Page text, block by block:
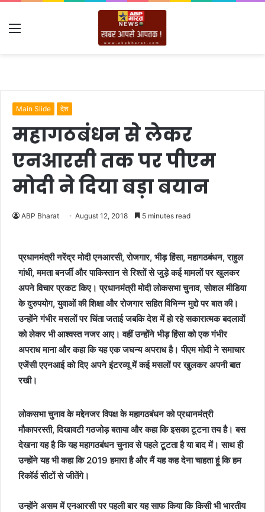
Menu
Main Slide देश
महागठबंधन से लेकर
एनआरसी तक पर पीएम
मोदी ने दिया बड़ा बयान
ABP Bharat August 12, 2018 5 minutes read
प्रधानमंत्री नरेंद्र मोदी एनआरसी, रोजगार, भीड़ हिंसा, महागठबंधन, राहुल
गांधी, ममता बनर्जी और पाकिस्तान से रिश्तों से जुड़े कई मामलों पर खुलकर
अपने विचार प्रकट किए। प्रधानमंत्री मोदी लोकसभा चुनाव, सोशल मीडिया
के दुरुपयोग, युवाओं की शिक्षा और रोजगार सहित विभिन्न मुद्दो पर बात की।
उन्होंने गंभीर मसलों पर चिंता जताई जबकि देश में हो रहे सकारात्मक बदलावों
को लेकर भी आश्वस्त नजर आए। वहीं उन्होंने भीड़ हिंसा को एक गंभीर
अपराध माना और कहा कि यह एक जघन्य अपराध है। पीएम मोदी ने समाचार
एजेंसी एएनआई को दिए अपने इंटरव्यू में कई मसलों पर खुलकर अपनी बात
रखी।
लोकसभा चुनाव के मद्देनजर विपक्ष के महागठबंधन को प्रधानमंत्री
मौकापरस्ती, दिखावटी गठजोड़ बताया और कहा कि इसका टूटना तय है। बस
देखना यह है कि यह महागठबंधन चुनाव से पहले टूटता है या बाद में। साथ ही
उन्होंने यह भी कहा कि 2019 हमारा है और मैं यह कह देना चाहता हूं कि हम
रिकॉर्ड सीटों से जीतेंगे।
उन्होंने असम में एनआरसी पर पहली बार यह साफ किया कि किसी भी भारतीय